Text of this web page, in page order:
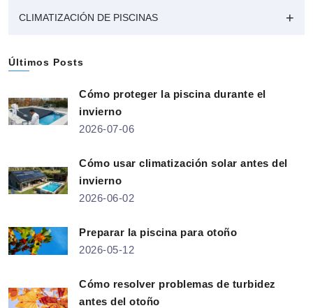
CLIMATIZACIÓN DE PISCINAS
Últimos Posts
Cómo proteger la piscina durante el
invierno
2026-07-06
Cómo usar climatización solar antes del
invierno
2026-06-02
Preparar la piscina para otoño
2026-05-12
Cómo resolver problemas de turbidez
antes del otoño